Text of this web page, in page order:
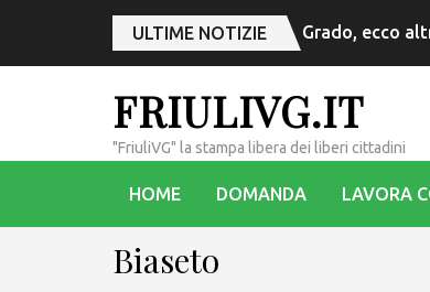
ULTIME NOTIZIE Grado, ecco
FRIULIVG.IT
"FriuliVG" la stampa libera dei liberi cittadini
HOME DOMANDA LAVORA
Biaseto